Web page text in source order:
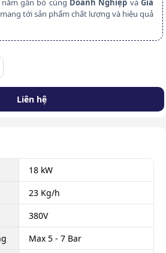
gắn bó cùng Doanh Nghiệp vàGia
tới sản phẩm chất lượng và hiệu quả
Liên hệ
18 kW
23 Kg/h
380V
Max 5 - 7 Bar